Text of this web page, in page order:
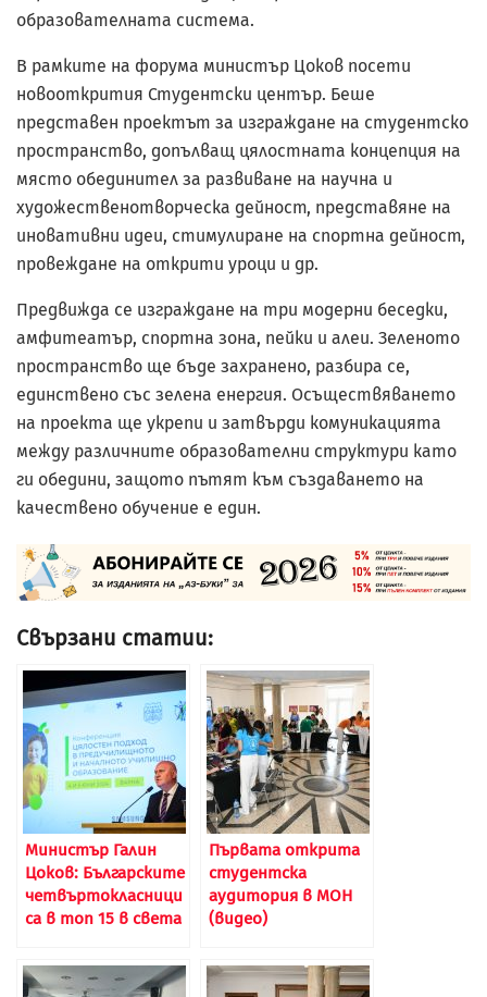
образователната система.
В рамките на форума министър Цоков посети
новооткрития Студентски център. Беше
представен проектът за изграждане на студентско
пространство, допълващ цялостната концепция на
място обединител за развиване на научна и
художественотворческа дейност, представяне на
иновативни идеи, стимулиране на спортна дейност,
провеждане на открити уроци и др.
Предвижда се изграждане на три модерни беседки,
амфитеатър, спортна зона, пейки и алеи. Зеленото
пространство ще бъде захранено, разбира се,
единствено със зелена енергия. Осъществяването
на проекта ще укрепи и затвърди комуникацията
между различните образователни структури като
ги обедини, защото пътят към създаването на
качествено обучение е един.
Свързани статии:
Министър Галин
Цоков: Българските
четвъртокласници
са в топ 15 в света
Първата открита
студентска
аудитория в МОН
(видео)